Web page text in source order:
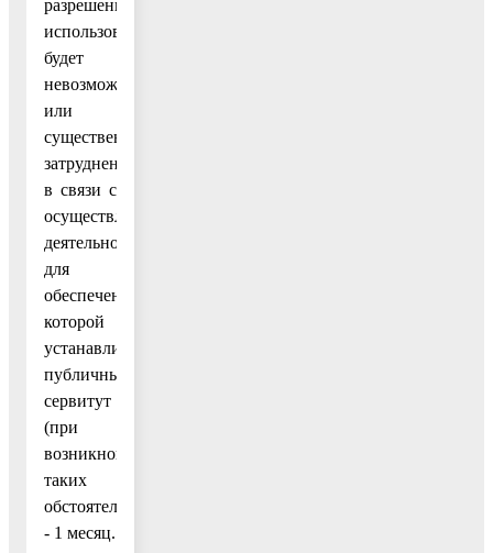
разрешенного
использования
будет
невозможно
или
существенно
затруднено
в связи с
осуществлением
деятельности,
для
обеспечения
которой
устанавливается
публичный
сервитут
(при
возникновении
таких
обстоятельств)
- 1 месяц.